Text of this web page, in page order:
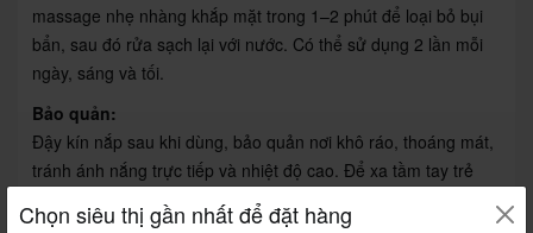
massage nhẹ nhàng khắp mặt trong 1–2 phút để loại bỏ bụi
bẩn, sau đó rửa sạch lại với nước. Có thể sử dụng 2 lần mỗi
ngày, sáng và tối.
Bảo quản:
Đậy kín nắp sau khi dùng, bảo quản nơi khô ráo, thoáng mát,
tránh ánh nắng trực tiếp và nhiệt độ cao. Để xa tầm tay trẻ
Chọn siêu thị gần nhất để đặt hàng